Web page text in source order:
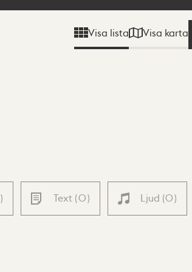
Visa lista Visa karta
) Text (0) Ljud (0)